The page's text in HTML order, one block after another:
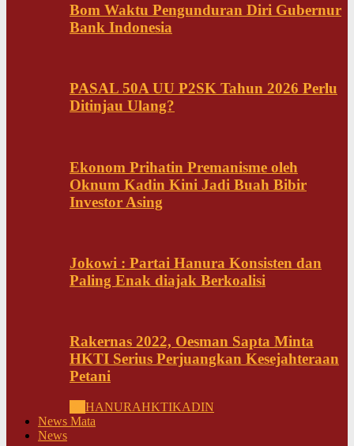
Bom Waktu Pengunduran Diri Gubernur
Bank Indonesia
PASAL 50A UU P2SK Tahun 2026 Perlu
Ditinjau Ulang?
Ekonom Prihatin Premanisme oleh
Oknum Kadin Kini Jadi Buah Bibir
Investor Asing
Jokowi : Partai Hanura Konsisten dan
Paling Enak diajak Berkoalisi
Rakernas 2022, Oesman Sapta Minta
HKTI Serius Perjuangkan Kesejahteraan
Petani
HANURAHKTIKADIN
News Mata
News